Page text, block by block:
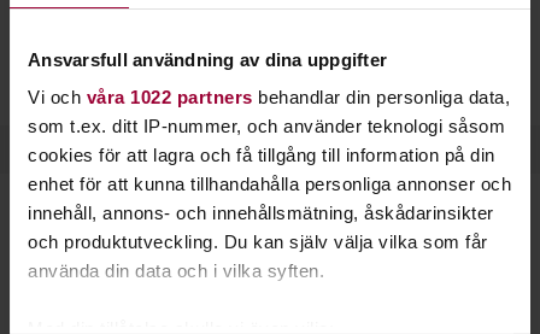
Ansvarsfull användning av dina uppgifter
Vi och våra 1022 partners behandlar din personliga data,
som t.ex. ditt IP-nummer, och använder teknologi såsom
cookies för att lagra och få tillgång till information på din
enhet för att kunna tillhandahålla personliga annonser och
innehåll, annons- och innehållsmätning, åskådarinsikter
och produktutveckling. Du kan själv välja vilka som får
använda din data och i vilka syften.
Hundnördar